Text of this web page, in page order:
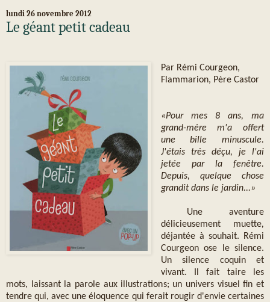
lundi 26 novembre 2012
Le géant petit cadeau
Par Rémi Courgeon,
Flammarion, Père Castor
«Pour mes 8 ans, ma
grand-mère m'a offert
une bille minuscule.
J'étais très déçu, je l'ai
jetée par la fenêtre.
Depuis, quelque chose
grandit dans le jardin...»
Une aventure
délicieusement muette,
déjantée à souhait. Rémi
Courgeon ose le silence.
Un silence coquin et
vivant. Il fait taire les
mots, laissant la parole aux illustrations; un univers visuel fin et
tendre qui, avec une éloquence qui ferait rougir d'envie certaines